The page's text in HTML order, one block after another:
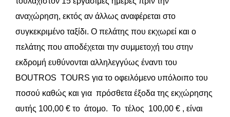
αναχώρηση, εκτός αν άλλως αναφέρεται στο
συγκεκριμένο ταξίδι. Ο πελάτης που εκχωρεί και ο
πελάτης που αποδέχεται την συμμετοχή του στην
εκδρομή ευθύνονται αλληλεγγύως έναντι του
BOUTROS TOURS για το οφειλόμενο υπόλοιπο του
ποσού καθώς και για πρόσθετα έξοδα της εκχώρησης
αυτής 100,00 € το άτομο. Το τέλος 100,00 € , είναι